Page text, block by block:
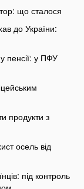
що сталося
до України:
пенсії: у ПФУ
продукти з
осель від
під контроль